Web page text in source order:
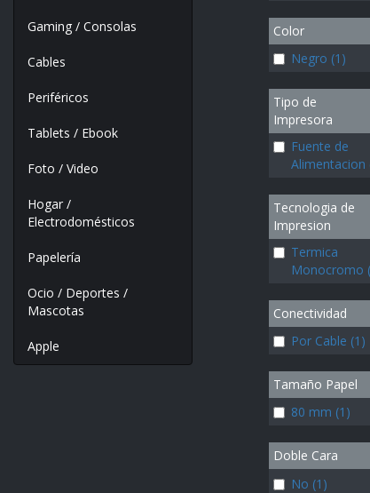
Gaming / Consolas
Cables
Periféricos
Tablets / Ebook
Foto / Video
Hogar /
Electrodomésticos
Papelería
Ocio / Deportes /
Mascotas
Apple
Color
Negro (1)
Tipo de
Impresora
Fuente de
Alimentacion
Tecnologia de
Impresion
Termica
Monocromo
Conectividad
Por Cable (1)
Tamaño Papel
80 mm (1)
Doble Cara
No (1)